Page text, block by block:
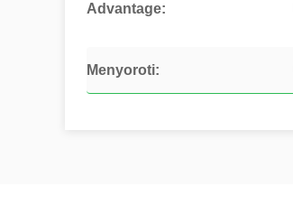
Advantage:
Menyoroti: